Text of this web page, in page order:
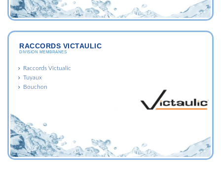
RACCORDS VICTAULIC
DIVISION MEMBRANES
Raccords Victualic
Tuyaux
Bouchon